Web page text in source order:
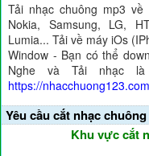
Tải nhạc chuông mp3
Nokia, Samsung, LG,
Lumia... Tải về máy iOs
Window - Bạn có thể
Nghe và Tải nhạc
https://
Yêu cầu cắt nhạc
Khu vực cắt